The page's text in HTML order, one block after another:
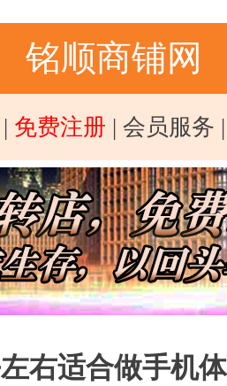
铭顺商铺网
| 免费注册 | 会员服务
右适合做手机